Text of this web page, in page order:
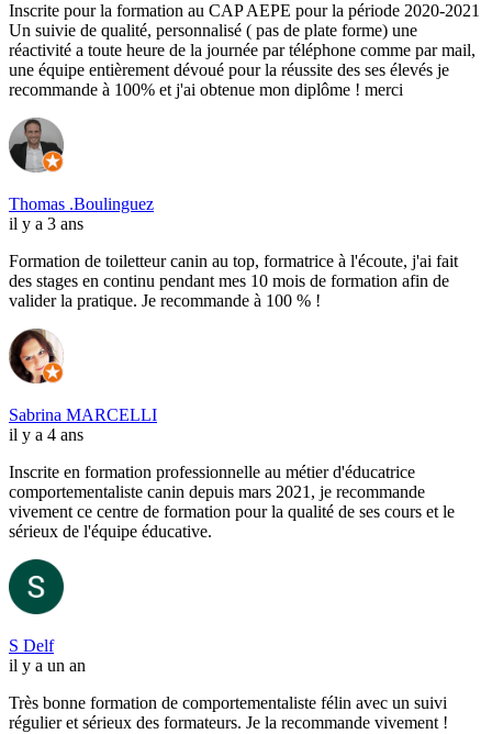
Inscrite pour la formation au CAP AEPE pour la période 2020-2021
Un suivie de qualité, personnalisé ( pas de plate forme) une
réactivité a toute heure de la journée par téléphone comme par mail,
une équipe entièrement dévoué pour la réussite des ses élevés je
recommande à 100% et j'ai obtenue mon diplôme ! merci
Thomas .Boulinguez
il y a 3 ans
Formation de toiletteur canin au top, formatrice à l'écoute, j'ai fait
des stages en continu pendant mes 10 mois de formation afin de
valider la pratique. Je recommande à 100 % !
Sabrina MARCELLI
il y a 4 ans
Inscrite en formation professionnelle au métier d'éducatrice
comportementaliste canin depuis mars 2021, je recommande
vivement ce centre de formation pour la qualité de ses cours et le
sérieux de l'équipe éducative.
S Delf
il y a un an
Très bonne formation de comportementaliste félin avec un suivi
régulier et sérieux des formateurs. Je la recommande vivement !